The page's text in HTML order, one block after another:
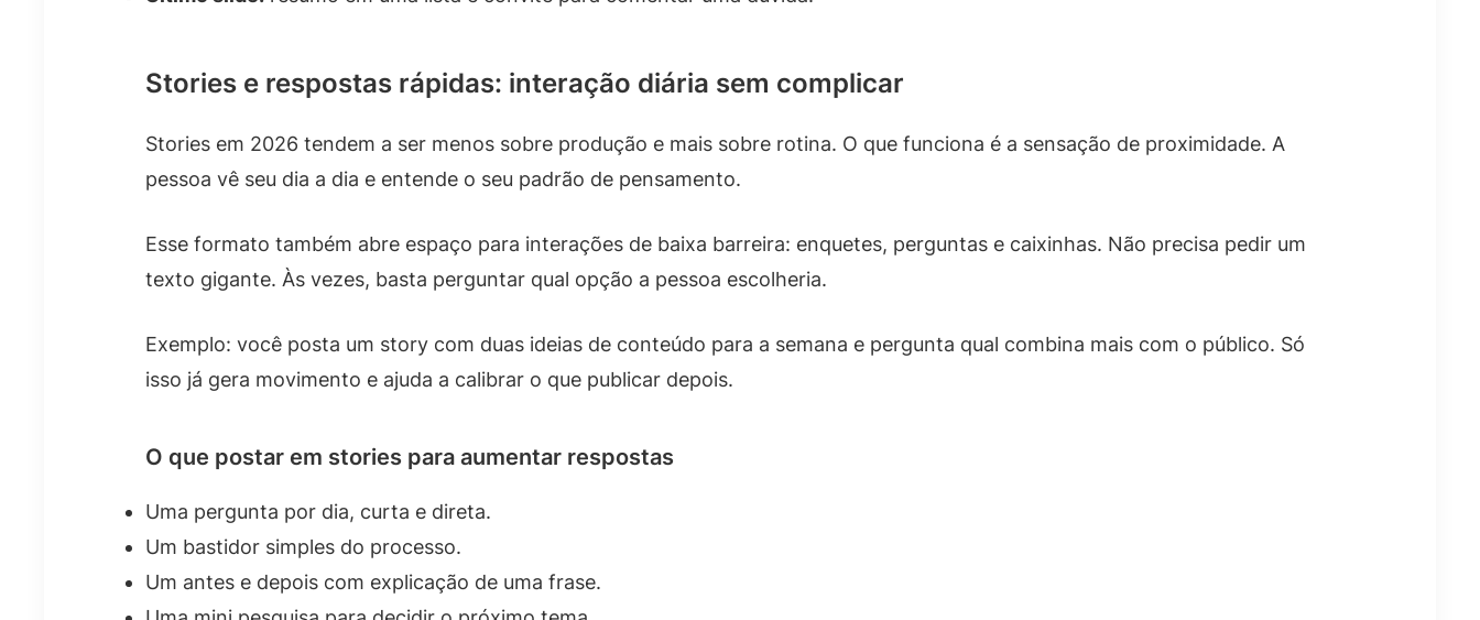
Stories e respostas rápidas: interação diária sem complicar
Stories em 2026 tendem a ser menos sobre produção e mais sobre rotina. O que funciona é a sensação de proximidade. A
pessoa vê seu dia a dia e entende o seu padrão de pensamento.
Esse formato também abre espaço para interações de baixa barreira: enquetes, perguntas e caixinhas. Não precisa pedir um
texto gigante. Às vezes, basta perguntar qual opção a pessoa escolheria.
Exemplo: você posta um story com duas ideias de conteúdo para a semana e pergunta qual combina mais com o público. Só
isso já gera movimento e ajuda a calibrar o que publicar depois.
O que postar em stories para aumentar respostas
Uma pergunta por dia, curta e direta.
Um bastidor simples do processo.
Um antes e depois com explicação de uma frase.